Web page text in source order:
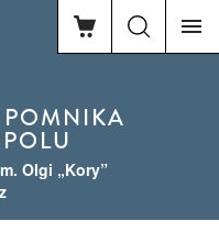
Olgi „Kory”